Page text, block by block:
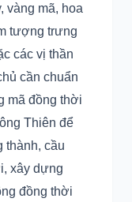
vàng mã, hoa
tượng trưng
các vị thần
cần chuẩn
mã đồng thời
Thiên để
thành, cầu
xây dựng
đồng thời